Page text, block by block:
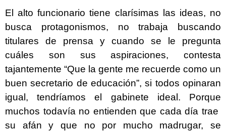
El alto funcionario tiene clarísimas las ideas, no
busca protagonismos, no trabaja buscando
titulares de prensa y cuando se le pregunta
cuáles son sus aspiraciones, contesta
tajantemente “Que la gente me recuerde como un
buen secretario de educación”, si todos opinaran
igual, tendríamos el gabinete ideal. Porque
muchos todavía no entienden que cada día trae
su afán y que no por mucho madrugar, se